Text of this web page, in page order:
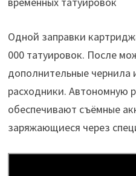
Одной заправки
000 татуировок. После
дополнительные чернила
расходники. Автономную
обеспечивают съёмные
заряжающиеся через